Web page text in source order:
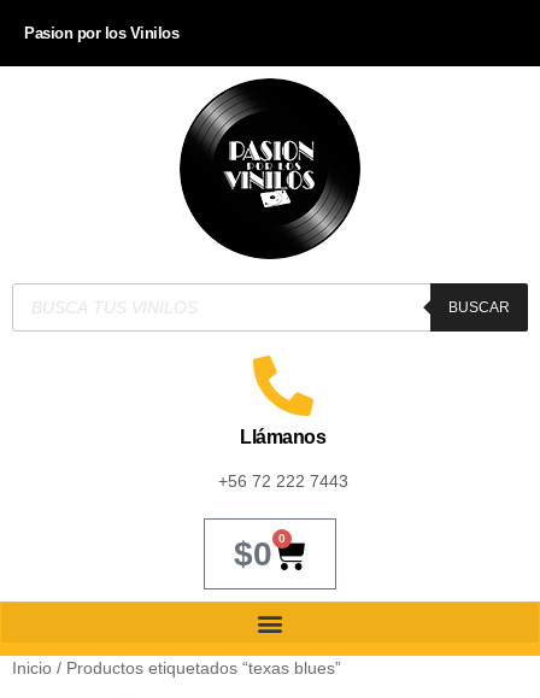
Pasion por los Vinilos
BUSCAR
Llámanos
+56 72 222 7443
$0 0
Inicio / Productos etiquetados “texas blues”